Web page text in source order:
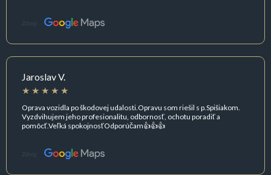
Zdroj:
Jaroslav V.
Oprava vozidla po škodovej udalosti.Opravu som riešil s p.Spišiakom.
Vyzdvihujem jeho profesionalitu, odbornosť, ochotu poradiť a
pomôcť.Veľká spokojnosťOdporúčam👍👍👍
Zdroj: